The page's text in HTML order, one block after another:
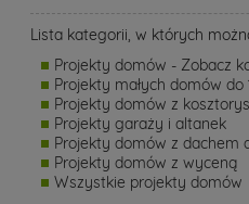
Lista kategorii, w których
Projekty domów - Zobacz
Projekty małych domów do
Projekty domów z
Projekty garaży i altanek
Projekty domów z dachem
Projekty domów z wyceną
Wszystkie projekty domów